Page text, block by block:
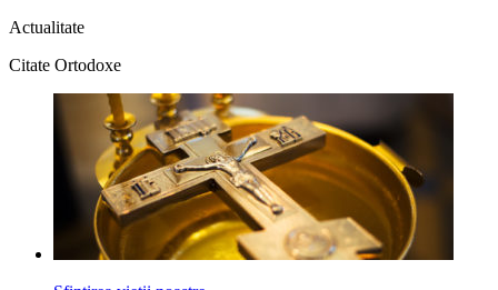
Actualitate
Citate Ortodoxe